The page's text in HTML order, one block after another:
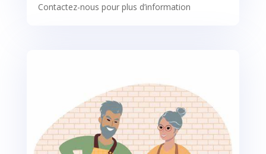
Contactez-nous pour plus d’information